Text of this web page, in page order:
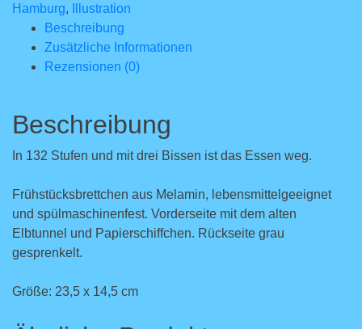
Hamburg,
Illustration
Beschreibung
Zusätzliche Informationen
Rezensionen (0)
Beschreibung
In 132 Stufen und mit drei Bissen ist das Essen weg.
Frühstücksbrettchen aus Melamin, lebensmittelgeeignet
und spülmaschinenfest. Vorderseite mit dem alten
Elbtunnel und Papierschiffchen. Rückseite grau
gesprenkelt.
Größe: 23,5 x 14,5 cm